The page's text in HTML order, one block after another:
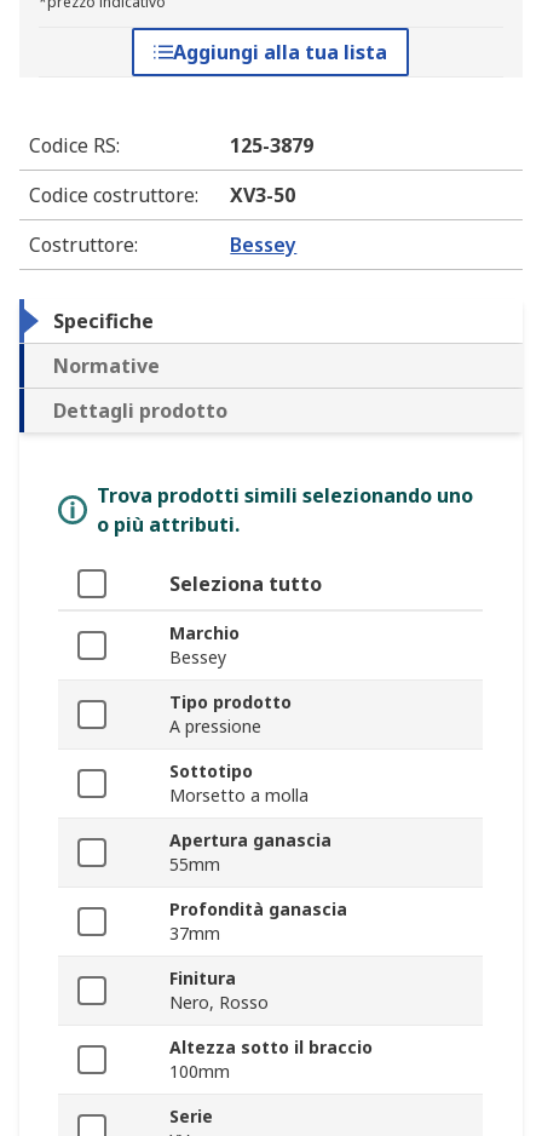
Aggiungi alla tua lista
Codice RS:
125-3879
Codice costruttore:
XV3-50
Costruttore: Bessey
Specifiche
Normative
Dettagli prodotto
Trova prodotti simili selezionando uno
o più attributi.
Seleziona tutto
Marchio
Bessey
Tipo prodotto
A pressione
Sottotipo
Morsetto a molla
Apertura ganascia
55mm
Profondità ganascia
37mm
Finitura
Nero, Rosso
Altezza sotto il braccio
100mm
Serie